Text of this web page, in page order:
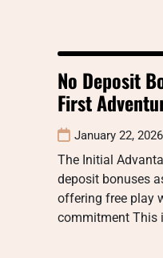
No Deposit
First
January 22, 2026
The Initial
deposit bonuses
offering free play
commitment This